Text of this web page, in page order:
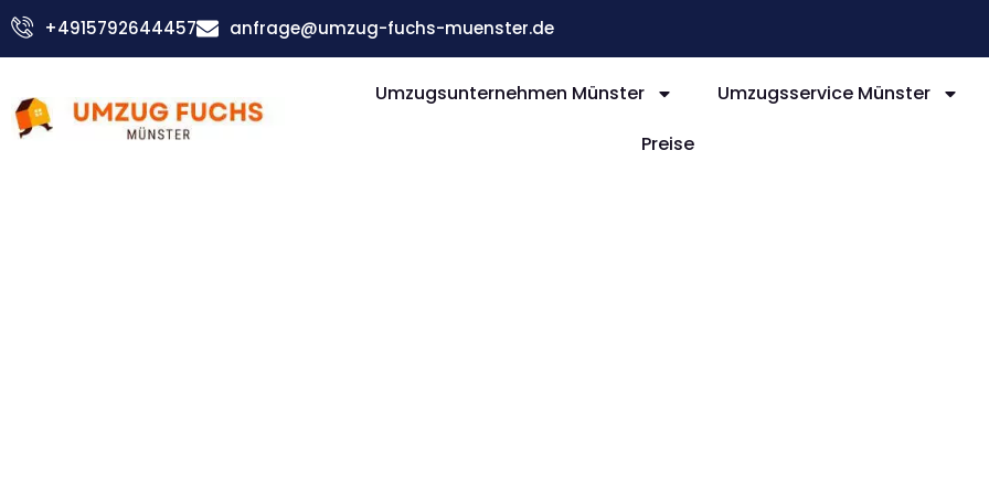
Zum
Inhalt
+4915792644457 anfrage@umzug-fuchs-muenster.de
Umzugsunternehmen Münster
Umzugsservice Münster
Preise